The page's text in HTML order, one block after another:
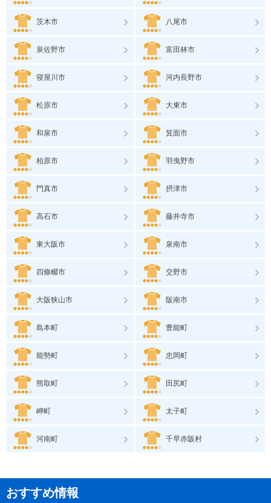
茨木市 八尾市
泉佐野市 富田林市
寝屋川市 河内長野市
松原市 大東市
和泉市 箕面市
柏原市 羽曳野市
門真市 摂津市
高石市 藤井寺市
東大阪市 泉南市
四條畷市 交野市
大阪狭山市 阪南市
島本町 豊能町
能勢町 忠岡町
熊取町 田尻町
岬町 太子町
河南町 千早赤阪村
おすすめ情報